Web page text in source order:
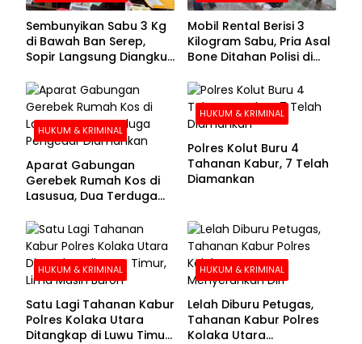
Sembunyikan Sabu 3 Kg
di Bawah Ban Serep,
Sopir Langsung Diangkut
Mobil Rental Berisi 3
Kilogram Sabu, Pria Asal
Bone Ditahan Polisi di
HUKUM & KRIMINAL
Aparat Gabungan
Gerebek Rumah Kos di
Lasusua, Dua Terduga
HUKUM & KRIMINAL
Polres Kolut Buru 4
Tahanan Kabur, 7 Telah
Diamankan
HUKUM & KRIMINAL
Satu Lagi Tahanan Kabur
Polres Kolaka Utara
Ditangkap di Luwu Timur,
HUKUM & KRIMINAL
Lelah Diburu Petugas,
Tahanan Kabur Polres
Kolaka Utara